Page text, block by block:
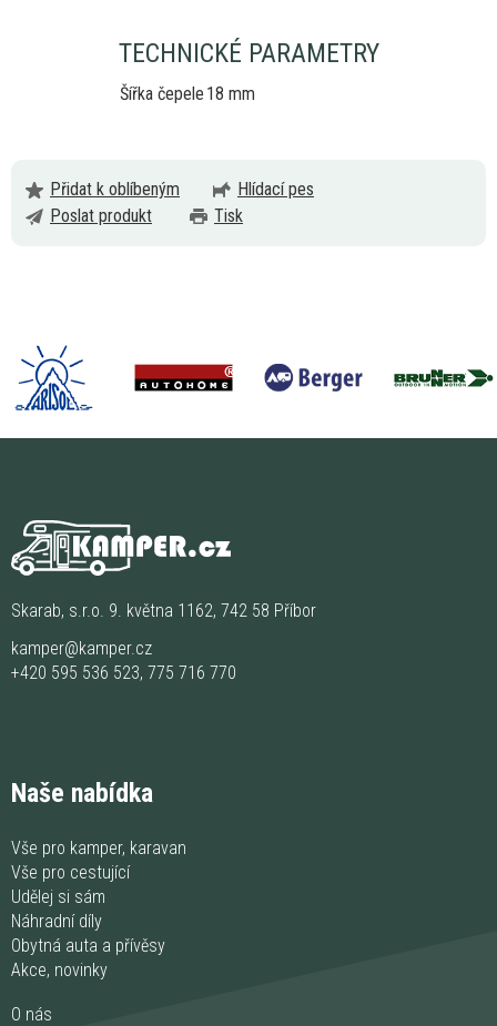
TECHNICKÉ PARAMETRY
Šířka čepele 18 mm
Přidat k oblíbeným
Hlídací pes
Poslat produkt
Tisk
Skarab, s.r.o. 9. května 1162, 742 58 Příbor
kamper@kamper.cz
+420 595 536 523, 775 716 770
Naše nabídka
Vše pro kamper, karavan
Vše pro cestující
Udělej si sám
Náhradní díly
Obytná auta a přívěsy
Akce, novinky
O nás